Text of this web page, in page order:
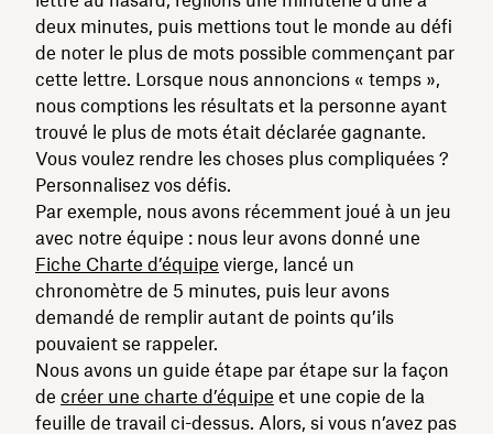
deux minutes, puis mettions tout le monde au défi
de noter le plus de mots possible commençant par
cette lettre. Lorsque nous annoncions « temps »,
nous comptions les résultats et la personne ayant
trouvé le plus de mots était déclarée gagnante.
Vous voulez rendre les choses plus compliquées ?
Personnalisez vos défis.
Par exemple, nous avons récemment joué à un jeu
avec notre équipe : nous leur avons donné une
Fiche Charte d’équipe vierge, lancé un
chronomètre de 5 minutes, puis leur avons
demandé de remplir autant de points qu’ils
pouvaient se rappeler.
Nous avons un guide étape par étape sur la façon
de créer une charte d’équipe et une copie de la
feuille de travail ci-dessus. Alors, si vous n’avez pas